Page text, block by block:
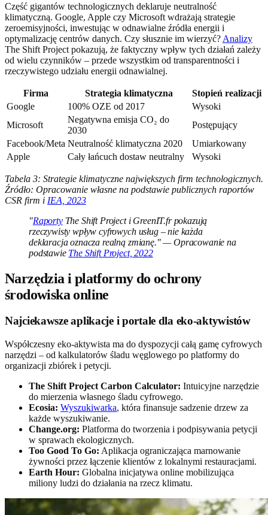
Część gigantów technologicznych deklaruje neutralność
klimatyczną. Google, Apple czy Microsoft wdrażają strategie
zeroemisyjności, inwestując w odnawialne źródła energii i
optymalizację centrów danych. Czy słusznie im wierzyć? Analizy
The Shift Project pokazują, że faktyczny wpływ tych działań zależy
od wielu czynników – przede wszystkim od transparentności i
rzeczywistego udziału energii odnawialnej.
Firma Strategia klimatyczna
Stopień realizacji
Google
100% OZE od 2017
Wysoki
Microsoft
Negatywna emisja CO₂ do
2030
Postępujący
Facebook/Meta Neutralność klimatyczna 2020
Umiarkowany
Apple
Cały łańcuch dostaw neutralny Wysoki
Tabela 3: Strategie klimatyczne największych firm technologicznych.
Źródło: Opracowanie własne na podstawie publicznych raportów
CSR firm i IEA, 2023
"RaportyThe Shift Project i GreenIT.fr pokazują
rzeczywisty wpływ cyfrowych usług – nie każda
deklaracja oznacza realną zmianę." — Opracowanie na
podstawie The Shift Project, 2022
Narzędzia i platformy do ochrony
środowiska online
Najciekawsze aplikacje i portale dla eko-aktywistów
Współczesny eko-aktywista ma do dyspozycji całą gamę cyfrowych
narzędzi – od kalkulatorów śladu węglowego po platformy do
organizacji zbiórek i petycji.
The Shift Project Carbon Calculator: Intuicyjne narzędzie
do mierzenia własnego śladu cyfrowego.
Ecosia: Wyszukiwarka, która finansuje sadzenie drzew za
każde wyszukiwanie.
Change.org: Platforma do tworzenia i podpisywania petycji
w sprawach ekologicznych.
Too Good To Go: Aplikacja ograniczająca marnowanie
żywności przez łączenie klientów z lokalnymi restauracjami.
Earth Hour: Globalna inicjatywa online mobilizująca
miliony ludzi do działania na rzecz klimatu.